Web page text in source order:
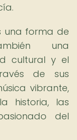
una forma de
una
cultural y el
de sus
vibrante,
historia, las
del